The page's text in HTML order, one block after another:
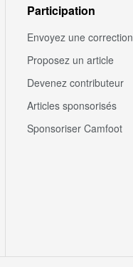
Participation
Envoyez une correction
Proposez un article
Devenez contributeur
Articles sponsorisés
Sponsoriser Camfoot